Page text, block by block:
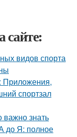
сайте:
видов спорта
Приложения,
спортзал
важно знать
до Я: полное